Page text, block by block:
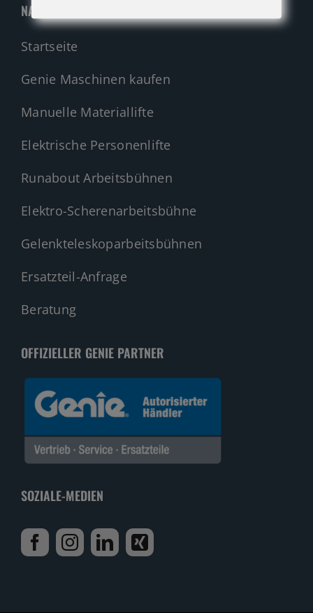
NAVIGATION
Startseite
Genie Maschinen kaufen
Manuelle Materiallifte
Elektrische Personenlifte
Runabout Arbeitsbühnen
Elektro-Scherenarbeitsbühne
Gelenkteleskoparbeitsbühnen
Ersatzteil-Anfrage
Beratung
OFFIZIELLER GENIE PARTNER
SOZIALE-MEDIEN